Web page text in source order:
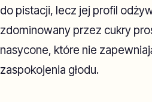
do pistacji, lecz jej profil
zdominowany przez cukry
nasycone, które nie
zaspokojenia głodu.